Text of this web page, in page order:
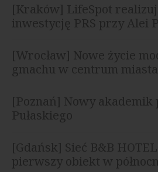
[Kraków] LifeSpot
inwestycję PRS przy Alei
[Wrocław] Nowe życie
gmachu w centrum miasta
[Poznań] Nowy akademik
Pułaskiego
[Gdańsk] Sieć B&B
pierwszy obiekt w